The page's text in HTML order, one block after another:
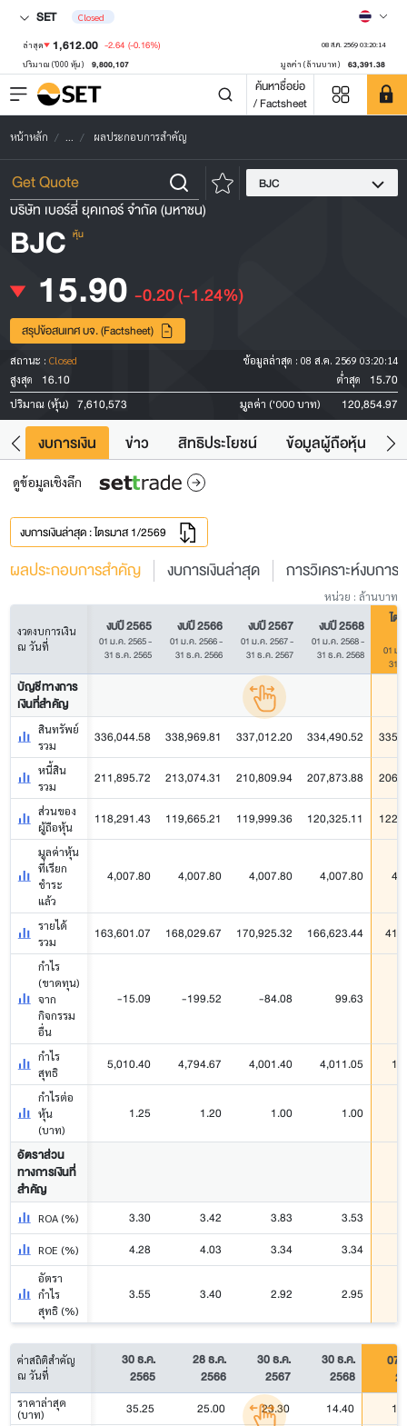
SET Closed
ล่าสุด 1,612.00 -2.64 (-0.16%) 08 ส.ค. 2569 03:20:14
ปริมาณ ('000 หุ้น) 9,800,107 มูลค่า (ล้านบาท) 63,391.38
ค้นหาชื่อย่อ
/ Factsheet
หน้าหลัก ... ผลประกอบการสำคัญ
BJC
บริษัท เบอร์ลี่ ยุคเกอร์ จำกัด (มหาชน)
BJC หุ้น
15.90 -0.20(-1.24%)
สรุปข้อสนเทศ บจ. (Factsheet)
สถานะ : Closed ข้อมูลล่าสุด : 08 ส.ค. 2569 03:20:14
สูงสุด
16.10 ต่ำสุด 15.70
ปริมาณ (หุ้น) 7,610,573 มูลค่า ('000 บาท) 120,854.97
งบการเงิน ข่าว สิทธิประโยชน์ ข้อมูลผู้ถือหุ้น
ดูข้อมูลเชิงลึก
งบการเงินล่าสุด : ไตรมาส 1/2569
ผลประกอบการสำคัญ งบการเงินล่าสุด การวิเคราะห์งบการ
หน่วย : ล้านบาท
งวดงบการเงิน
ณ วันที่
งบปี 2565
01 ม.ค. 2565 -
31 ธ.ค. 2565
งบปี 2566
01 ม.ค. 2566 -
31 ธ.ค. 2566
งบปี 2567
01 ม.ค. 2567 -
31 ธ.ค. 2567
งบปี 2568
01 ม.ค. 2568 -
31 ธ.ค. 2568
ไต
01 ม.
31
บัญชีทางการ
เงินที่สำคัญ
สินทรัพย์
รวม
336,044.58 338,969.81 337,012.20 334,490.52
หนี้สิน
รวม
211,895.72 213,074.31 210,809.94 207,873.88
ส่วนของ
ผู้ถือหุ้น
118,291.43 119,665.21 119,999.36 120,325.11
มูลค่าหุ้น
ที่เรียก
ชำระ
แล้ว
4,007.80 4,007.80 4,007.80 4,007.80
รายได้
รวม
163,601.07 168,029.67 170,925.32 166,623.44
กำไร
(ขาดทุน)
จาก
กิจกรรม
อื่น
-15.09 -199.52 -84.08 99.63
กำไร
สุทธิ
5,010.40 4,794.67 4,001.40 4,011.05
กำไรต่อ
หุ้น
(บาท)
1.25 1.20 1.00 1.00
อัตราส่วน
ทางการเงินที่
สำคัญ
ROA (%) 3.30 3.42 3.83 3.53
ROE (%) 4.28 4.03 3.34 3.34
อัตรา
กำไร
สุทธิ (%)
3.55 3.40 2.92 2.95
ค่าสถิติสำคัญ
ณ วันที่
30 ธ.ค.
2565
28 ธ.ค.
2566
30 ธ.ค.
2567
30 ธ.ค.
2568
07
ราคาล่าสุด
(บาท)
35.25 25.00 23.30 14.40